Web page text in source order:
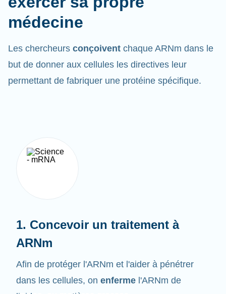
médecine
but de donner aux cellules les directives leur
permettant de fabriquer une protéine spécifique.
ARNm
Afin de protéger l'ARNm et l'aider à pénétrer
dans les cellules, onenferme l'ARNm de
lipides, ou matières grasses.